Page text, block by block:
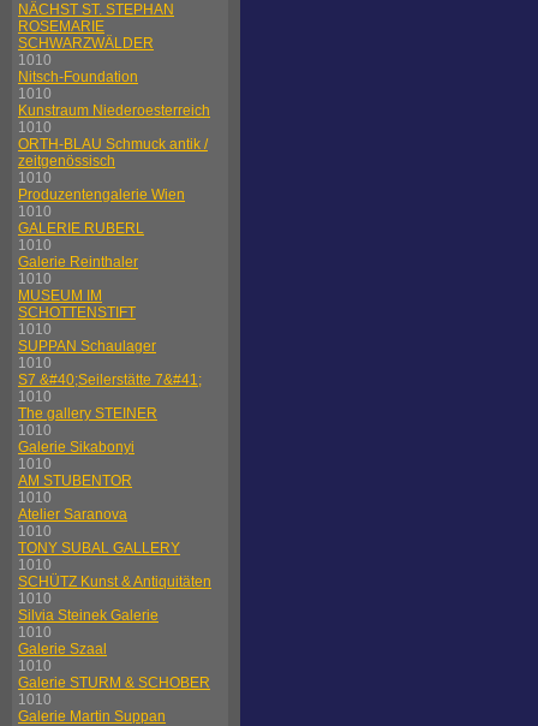
NÄCHST ST. STEPHAN
ROSEMARIE
SCHWARZWÄLDER
1010
Nitsch-Foundation
1010
Kunstraum Niederoesterreich
1010
ORTH-BLAU Schmuck antik /
zeitgenössisch
1010
Produzentengalerie Wien
1010
GALERIE RUBERL
1010
Galerie Reinthaler
1010
MUSEUM IM
SCHOTTENSTIFT
1010
SUPPAN Schaulager
1010
S7 &#40;Seilerstätte 7&#41;
1010
The gallery STEINER
1010
Galerie Sikabonyi
1010
AM STUBENTOR
1010
Atelier Saranova
1010
TONY SUBAL GALLERY
1010
SCHÜTZ Kunst & Antiquitäten
1010
Silvia Steinek Galerie
1010
Galerie Szaal
1010
Galerie STURM & SCHOBER
1010
Galerie Martin Suppan